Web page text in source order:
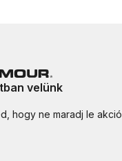
velünk
hogy ne maradj le